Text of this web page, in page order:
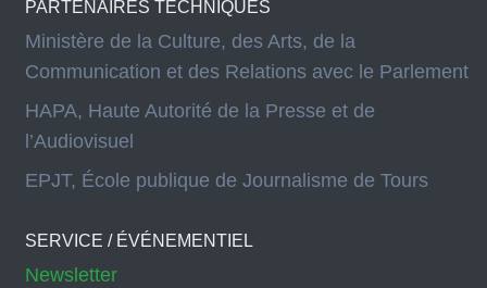
PARTENAIRES TECHNIQUES
Ministère de la Culture, des Arts, de la
Communication et des Relations avec le Parlement
HAPA, Haute Autorité de la Presse et de
l’Audiovisuel
EPJT, École publique de Journalisme de Tours
SERVICE / ÉVÉNEMENTIEL
Newsletter